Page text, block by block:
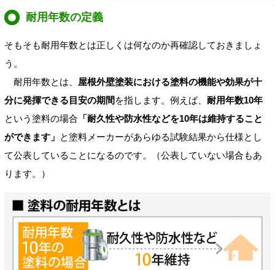
耐用年数の定義
そもそも耐用年数とは正しくは何なのか再確認しておきましょ
う。
耐用年数とは、 屋根外壁塗装における塗料の機能や効果が十
分に発揮できる目安の期間 を指します。例えば、 耐用年数10年
という塗料の場合 「耐久性や防水性などを10年は維持すること
ができます」 と塗料メーカーがあらゆる試験結果から仕様とし
て公表していることになるのです。（公表していない場合もあ
ります。）